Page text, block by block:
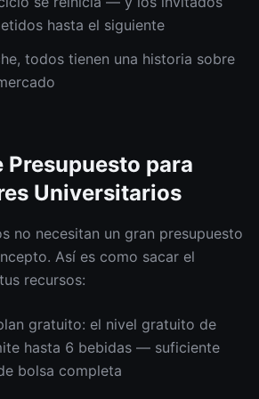
hasta el siguiente
todos tienen una historia sobre
Presupuesto para
Universitarios
no necesitan un gran presupuesto
Así es como sacar el
recursos:
gratuito: el nivel gratuito de
hasta 6 bebidas — suficiente
bolsa completa